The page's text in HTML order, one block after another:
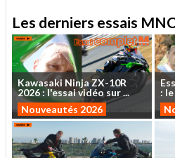
Les derniers essais
Kawasaki NinjaZX-10R
2026: l'essaividéo sur...
Nouveautés 2026
: le